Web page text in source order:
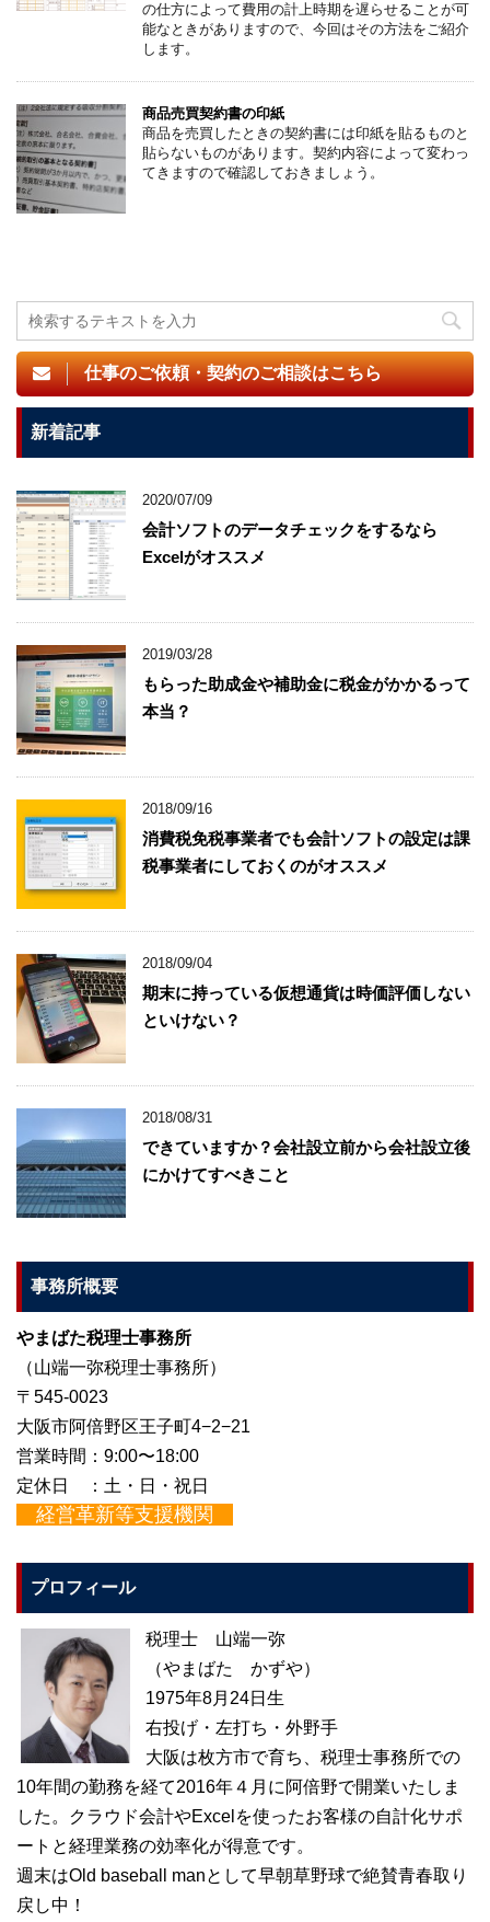
の仕方によって費用の計上時期を遅らせることが可
能なときがありますので、今回はその方法をご紹介
します。
商品売買契約書の印紙
商品を売買したときの契約書には印紙を貼るものと
貼らないものがあります。契約内容によって変わっ
てきますので確認しておきましょう。
仕事のご依頼・契約のご相談はこちら
新着記事
2020/07/09
会計ソフトのデータチェックをするなら
Excelがオススメ
2019/03/28
もらった助成金や補助金に税金がかかるって
本当？
2018/09/16
消費税免税事業者でも会計ソフトの設定は課
税事業者にしておくのがオススメ
2018/09/04
期末に持っている仮想通貨は時価評価しない
といけない？
2018/08/31
できていますか？会社設立前から会社設立後
にかけてすべきこと
事務所概要
やまばた税理士事務所
（山端一弥税理士事務所）
〒545-0023
大阪市阿倍野区王子町4−2−21
営業時間：9:00〜18:00
定休日 ：土・日・祝日
経営革新等支援機関
プロフィール
税理士 山端一弥
（やまばた かずや）
1975年8月24日生
右投げ・左打ち・外野手
大阪は枚方市で育ち、税理士事務所での
10年間の勤務を経て2016年４月に阿倍野で開業いたしま
した。クラウド会計やExcelを使ったお客様の自計化サポ
ートと経理業務の効率化が得意です。
週末はOld baseball manとして早朝草野球で絶賛青春取り
戻し中！